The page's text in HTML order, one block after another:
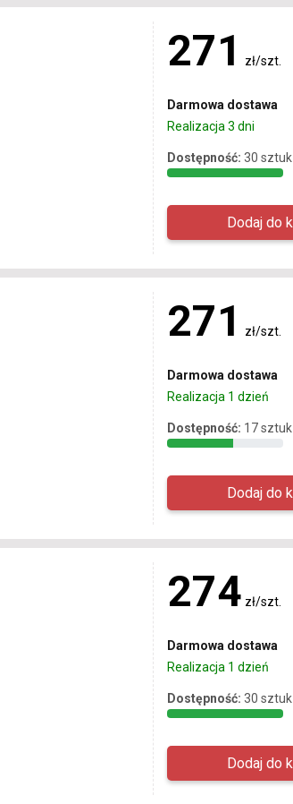
271 zł/szt.
Darmowa dostawa
Realizacja 3 dni
Dostępność: 30 sztuk
271 zł/szt.
Darmowa dostawa
Realizacja 1 dzień
Dostępność: 17 sztuk
274 zł/szt.
Darmowa dostawa
Realizacja 1 dzień
Dostępność: 30 sztuk